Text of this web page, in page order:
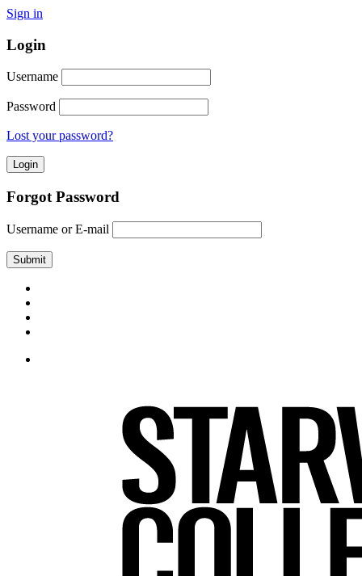
Sign in
Login
Username
Password
Lost your password?
Forgot Password
Username or E-mail